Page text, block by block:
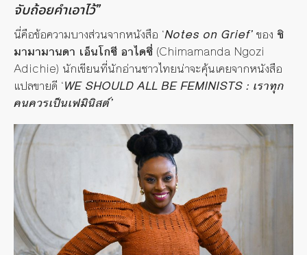
จับถ้อยคำเอาไว้”
นี่คือข้อความบางส่วนจากหนังสือ ‘Notes on Grief’ของ ชิ
มามามานดา เอ็นโกซี อาไดซี่ (Chimamanda Ngozi
Adichie) นักเขียนที่นักอ่านชาวไทยน่าจะคุ้นเคยจากหนังสือ
แปลขายดี ‘WE SHOULD ALL BE FEMINISTS : เราทุก
คนควรเป็นเฟมินิสต์’